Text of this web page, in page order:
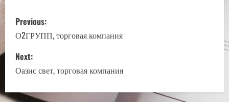
P
o
s
t
Previous:
О2ГРУПП, торговая компания
Next:
Оазис свет, торговая компания